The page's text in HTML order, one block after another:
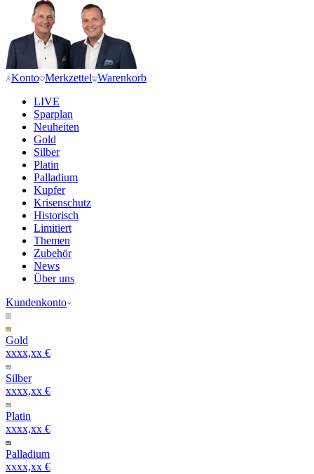
Konto Merkzettel Warenkorb
LIVE
Sparplan
Neuheiten
Gold
Silber
Platin
Palladium
Kupfer
Krisenschutz
Historisch
Limitiert
Themen
Zubehör
News
Über uns
Kundenkonto
Gold
xxxx,xx €
Silber
xxxx,xx €
Platin
xxxx,xx €
Palladium
xxxx,xx €